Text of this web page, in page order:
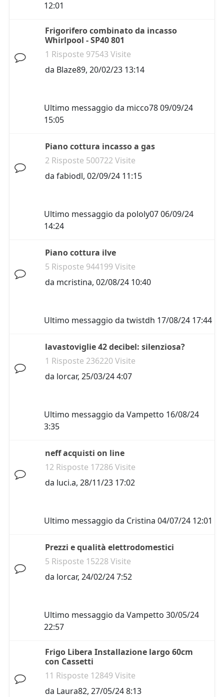
12:01
Frigorifero combinato da incasso
Whirlpool - SP40 801
1 Risposte 97543 Visite
da Blaze89, 20/02/23 13:14
Ultimo messaggio da micco7809/09/24
15:05
Piano cottura incasso a gas
2 Risposte 500722 Visite
da fabiodl, 02/09/24 11:15
Ultimo messaggio da pololy0706/09/24
14:24
Piano cottura ilve
5 Risposte 944199 Visite
da mcristina, 02/08/24 10:40
Ultimo messaggio da twistdh 17/08/24 17:44
lavastoviglie 42 decibel: silenziosa?
1 Risposte 236220 Visite
da lorcar, 25/03/24 4:07
Ultimo messaggio da Vampetto 16/08/24
3:35
neff acquisti on line
12 Risposte 17286 Visite
da luci.a, 28/11/23 17:02
Ultimo messaggio da Cristina 04/07/24 12:01
Prezzi e qualità elettrodomestici
5 Risposte 15228 Visite
da lorcar, 24/02/24 7:52
Ultimo messaggio da Vampetto 30/05/24
22:57
Frigo Libera Installazione largo 60cm
con Cassetti
11 Risposte 12849 Visite
da Laura82, 27/05/24 8:13